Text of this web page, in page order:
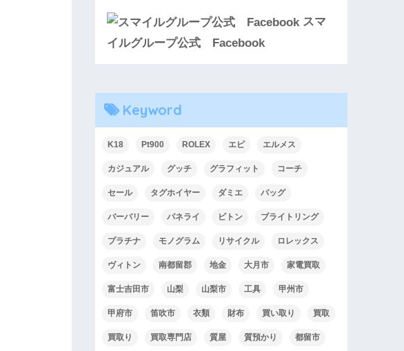
スマ
イルグループ公式 Facebook
Keyword
K18 Pt900 ROLEX エピ エルメス
カジュアル グッチ グラフィット コーチ
セール タグホイヤー ダミエ バッグ
バーバリー パネライ ビトン ブライトリング
プラチナ モノグラム リサイクル ロレックス
ヴィトン 南都留郡 地金 大月市 家電買取
富士吉田市 山梨 山梨市 工具 甲州市
甲府市 笛吹市 衣類 財布 買い取り 買取
買取り 買取専門店 質屋 質預かり 都留市